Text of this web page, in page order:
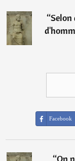
“Selon
Facebook